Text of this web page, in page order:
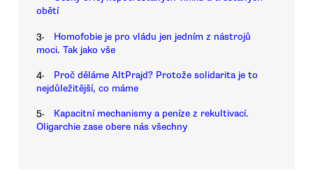
obětí
3.
Homofobie je pro vládu jen jedním z nástrojů
moci. Tak jako vše
4.
Proč děláme AltPrajd? Protože solidarita je to
nejdůležitější, co máme
5.
Kapacitní mechanismy a peníze z rekultivací.
Oligarchie zase obere nás všechny